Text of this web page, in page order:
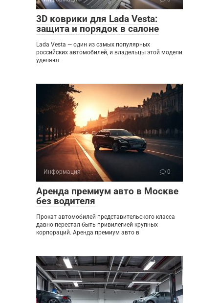
3D коврики для Lada Vesta:
защита и порядок в салоне
Lada Vesta — один из самых популярных
российских автомобилей, и владельцы этой модели
уделяют
Информация 0
Аренда премиум авто в Москве
без водителя
Прокат автомобилей представительского класса
давно перестал быть привилегией крупных
корпораций. Аренда премиум авто в